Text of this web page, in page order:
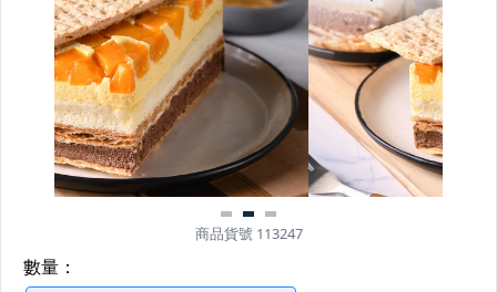
商品貨號 113247
數量：